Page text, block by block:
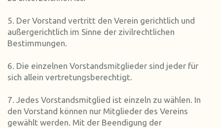
5. Der Vorstand vertritt den Verein gerichtlich und
außergerichtlich im Sinne der zivilrechtlichen
Bestimmungen.
6. Die einzelnen Vorstandsmitglieder sind jeder für
sich allein vertretungsberechtigt.
7. Jedes Vorstandsmitglied ist einzeln zu wählen. In
den Vorstand können nur Mitglieder des Vereins
gewählt werden. Mit der Beendigung der